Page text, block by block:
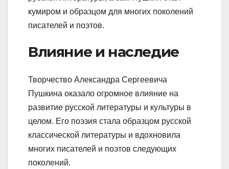
кумиром и образцом для многих поколений
писателей и поэтов.
Влияние и наследие
Творчество Александра Сергеевича
Пушкина оказало огромное влияние на
развитие русской литературы и культуры в
целом. Его поэзия стала образцом русской
классической литературы и вдохновила
многих писателей и поэтов следующих
поколений.